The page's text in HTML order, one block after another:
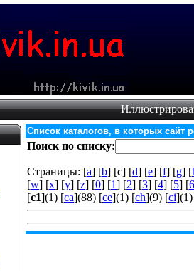
Список каталогов, в которых сайт
Поиск по списку:
Страницы: [a] [b] [c] [d] [e] [f] [g] [
[w] [x] [y] [z] [0] [1] [2] [3] [4] [5] [6
[c1](1) [ca](88) [ce](1) [ch](9) [ci